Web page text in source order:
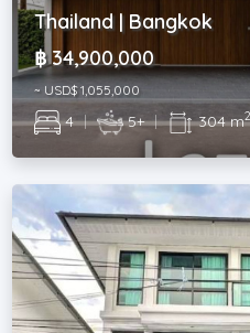
Thailand | Bangkok
฿ 34,900,000
~ USD$ 1,055,000
4 | 5+ | 304 m2